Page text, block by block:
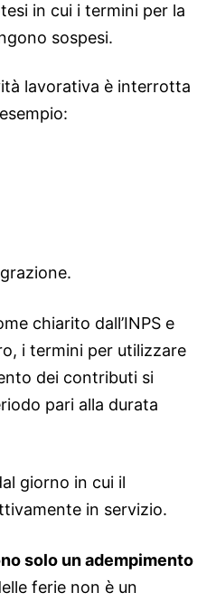
in cui i termini per la
sospesi.
lavorativa è interrotta
chiarito dall’INPS e
i termini per utilizzare
dei contributi si
pari alla durata
giorno in cui il
in servizio.
solo un adempimento
ferie non è un